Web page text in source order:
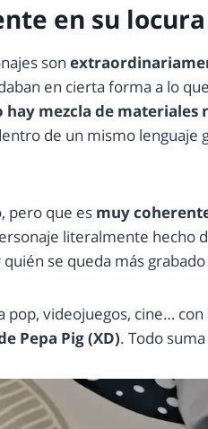
en su locura
son
en cierta forma a lo
hay mezcla de materiales
de un mismo lenguaje
pero que es muy
literalmente hecho
se queda más
videojuegos, cine…
Pepa Pig (XD). Todo